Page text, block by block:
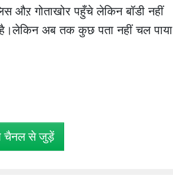
औऱ गोताखोर पहुँचे लेकिन बॉडी नहीं
अब तक कुछ पता नहीं चल पाया
चैनल से जुड़ें